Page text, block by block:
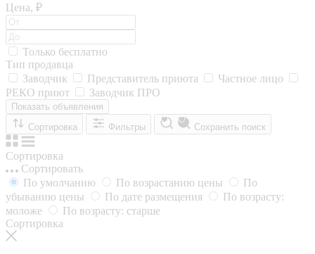
Цена, ₽
Только бесплатно
Тип продавца
Заводчик
Представитель приюта
Частное лицо
РЕКО приют
Заводчик ПРО
Показать объявления
Сортировка
Фильтры Сохранить поиск
Сортировка
Сортировать
По умолчанию
По возрастанию цены
По
убыванию цены
По дате размещения
По возрасту:
моложе
По возрасту: старше
Сортировка